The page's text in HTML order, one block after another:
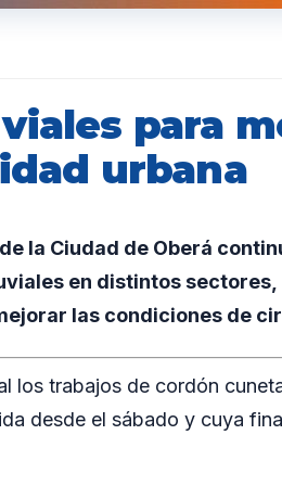
para
urbana
de la Ciudad de Oberá
en distintos
las condiciones de
los trabajos de cordón
desde el sábado y cuya